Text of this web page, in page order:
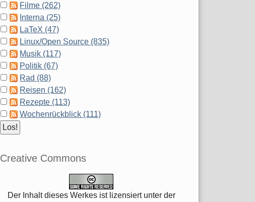
Filme (262)
Interna (25)
LaTeX (47)
Linux/Open Source (835)
Musik (117)
Politik (67)
Rad (88)
Reisen (162)
Rezepte (113)
Wochenrückblick (111)
Creative Commons
Der Inhalt dieses Werkes ist lizensiert unter der